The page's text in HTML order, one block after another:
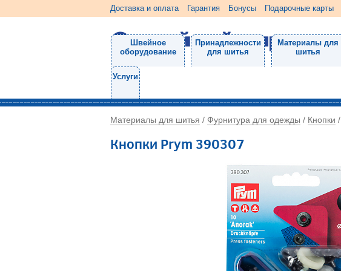
Доставка и оплата Гарантия Бонусы Подарочные карты
Швейное
оборудование
Принадлежности
для шитья
Материалы для
шитья
Услуги
Материалы для шитья / Фурнитура для одежды / Кнопки /
Кнопки Prym 390307